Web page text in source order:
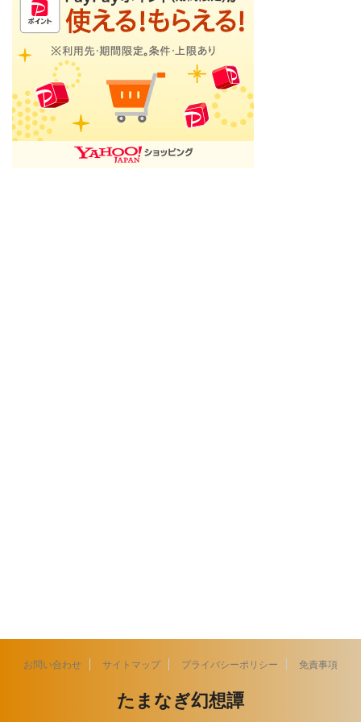
お問い合わせ サイトマップ プライバシーポリシー 免責事項
たまなぎ幻想譚